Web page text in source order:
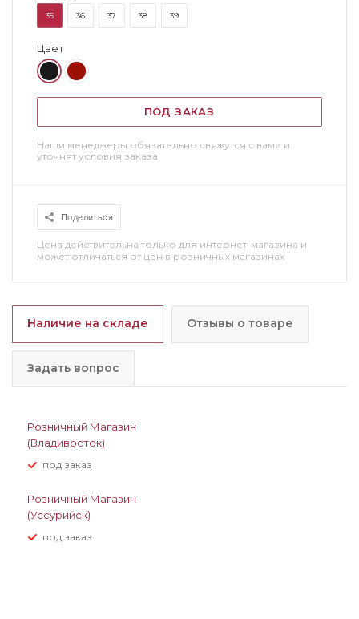
35 36 37 38 39
Цвет
ПОД ЗАКАЗ
Наши менеджеры обязательно свяжутся с вами и
уточнят условия заказа
Поделиться
Цена действительна только для интернет-магазина и
может отличаться от цен в розничных магазинах
Наличие на складе Отзывы о товаре
Задать вопрос
Розничный Магазин
(Владивосток)
Под заказ
Розничный Магазин
(Уссурийск)
Под заказ